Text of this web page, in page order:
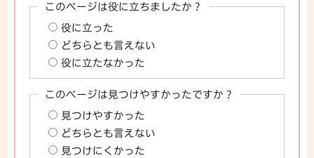
このページは役に立ちましたか？
役に立った
どちらとも言えない
役に立たなかった
このページは見つけやすかったですか？
見つけやすかった
どちらとも言えない
見つけにくかった